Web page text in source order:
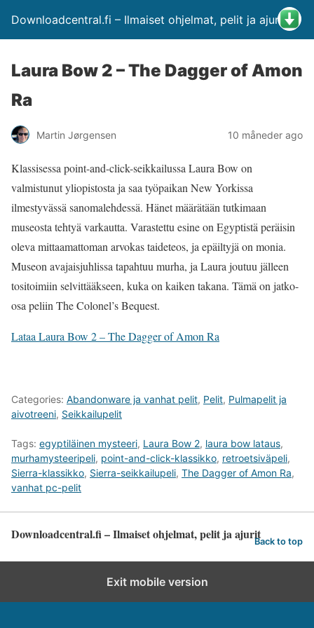
Downloadcentral.fi – Ilmaiset ohjelmat, pelit ja ajurit
Laura Bow 2 – The Dagger of Amon
Ra
Martin Jørgensen 10 måneder ago
Klassisessa point-and-click-seikkailussa Laura Bow on
valmistunut yliopistosta ja saa työpaikan New Yorkissa
ilmestyvässä sanomalehdessä. Hänet määrätään tutkimaan
museosta tehtyä varkautta. Varastettu esine on Egyptistä peräisin
oleva mittaamattoman arvokas taideteos, ja epäiltyjä on monia.
Museon avajaisjuhlissa tapahtuu murha, ja Laura joutuu jälleen
tositoimiin selvittääkseen, kuka on kaiken takana. Tämä on jatko-
osa peliin The Colonel’s Bequest.
Lataa Laura Bow 2 – The Dagger of Amon Ra
Categories: Abandonware ja vanhat pelit, Pelit, Pulmapelit ja
aivotreeni, Seikkailupelit
Tags: egyptiläinen mysteeri, Laura Bow 2, laura bow lataus,
murhamysteeripeli, point-and-click-klassikko, retroetsiväpeli,
Sierra-klassikko, Sierra-seikkailupeli, The Dagger of Amon Ra,
vanhat pc-pelit
Downloadcentral.fi – Ilmaiset ohjelmat, pelit ja ajuritBack to top
Exit mobile version